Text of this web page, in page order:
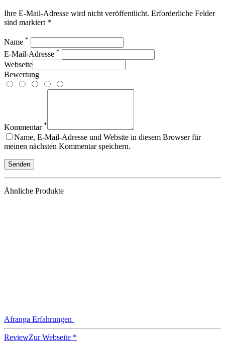
Ihre E-Mail-Adresse wird nicht veröffentlicht. Erforderliche Felder
sind markiert *
Name *
E-Mail-Adresse *
Webseite
Bewertung
Kommentar *
Name, E-Mail-Adresse und Website in diesem Browser für
meinen nächsten Kommentar speichern.
Ähnliche Produkte
Afranga Erfahrungen
ReviewZur Webseite *